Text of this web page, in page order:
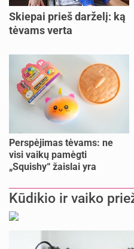
Skiepai prieš darželį: ką
tėvams verta
Perspėjimas tėvams: ne
visi vaikų pamėgti
„Squishy“ žaislai yra
Kūdikio ir vaiko